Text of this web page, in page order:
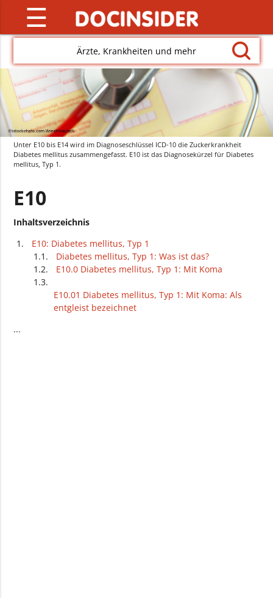
☰
Ärzte, Krankheiten und mehr
Unter E10 bis E14 wird im Diagnoseschlüssel ICD-10 die Zuckerkrankheit
Diabetes mellitus zusammengefasst. E10 ist das Diagnosekürzel für Diabetes
mellitus, Typ 1.
E10
Inhaltsverzeichnis
E10: Diabetes mellitus, Typ 1
Diabetes mellitus, Typ 1: Was ist das?
E10.0 Diabetes mellitus, Typ 1: Mit Koma
E10.01 Diabetes mellitus, Typ 1: Mit Koma: Als
entgleist bezeichnet
...